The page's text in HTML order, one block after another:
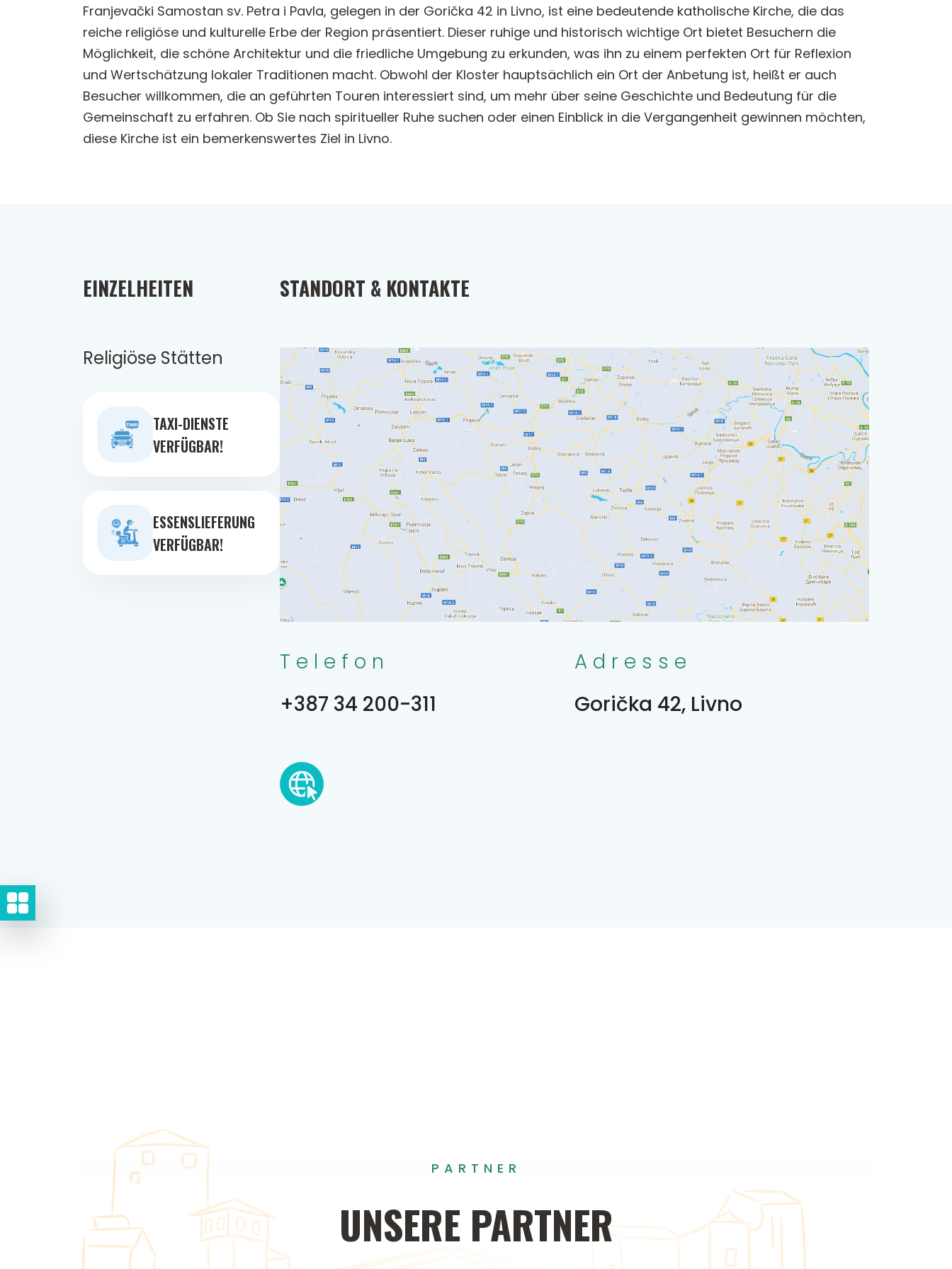
Franjevački Samostan sv. Petra i Pavla, gelegen in der Gorička 42 in Livno, ist eine bedeutende katholische Kirche, die das
reiche religiöse und kulturelle Erbe der Region präsentiert. Dieser ruhige und historisch wichtige Ort bietet Besuchern die
Möglichkeit, die schöne Architektur und die friedliche Umgebung zu erkunden, was ihn zu einem perfekten Ort für Reflexion
und Wertschätzung lokaler Traditionen macht. Obwohl der Kloster hauptsächlich ein Ort der Anbetung ist, heißt er auch
Besucher willkommen, die an geführten Touren interessiert sind, um mehr über seine Geschichte und Bedeutung für die
Gemeinschaft zu erfahren. Ob Sie nach spiritueller Ruhe suchen oder einen Einblick in die Vergangenheit gewinnen möchten,
diese Kirche ist ein bemerkenswertes Ziel in Livno.
EINZELHEITEN
Religiöse Stätten
TAXI-DIENSTE
VERFÜGBAR!
ESSENSLIEFERUNG
VERFÜGBAR!
STANDORT & KONTAKTE
Telefon
+387 34 200-311
Adresse
Gorička 42, Livno
PARTNER
UNSERE PARTNER